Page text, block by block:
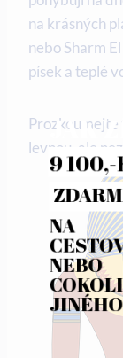
na krásných
nebo Sharm
písek a teplé
Prozkoumejte
levnou, ale
JAK
9 100,-
NA
NEBO
JINÉHO